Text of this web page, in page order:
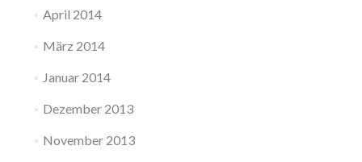
April 2014
März 2014
Januar 2014
Dezember 2013
November 2013